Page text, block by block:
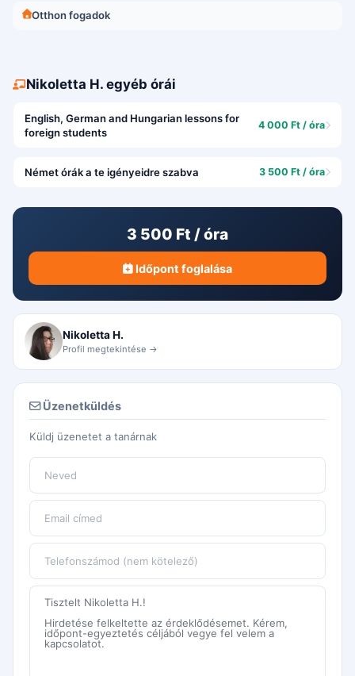
Otthon fogadok
Nikoletta H. egyéb órái
English, German and Hungarian lessons for
foreign students
4 000 Ft / óra
Német órák a te igényeidre szabva 3 500 Ft / óra
3 500 Ft / óra
Időpont foglalása
Nikoletta H.
Profil megtekintése →
Üzenetküldés
Küldj üzenetet a tanárnak